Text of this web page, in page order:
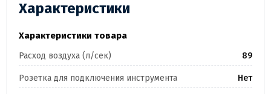
Характеристики
Характеристики товара
Расход воздуха (л/сек) 89
Розетка для подключения инструмента Нет